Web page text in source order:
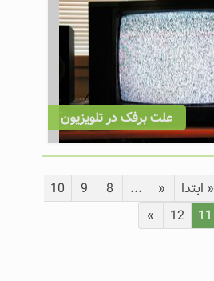
علت برفک در تلویزیون
« ابتدا «
...
8
9
10
11
12
»